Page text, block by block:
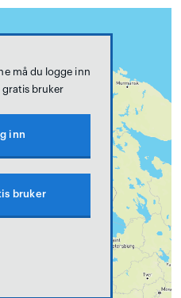
må du logge inn
gratis bruker
inn
bruker